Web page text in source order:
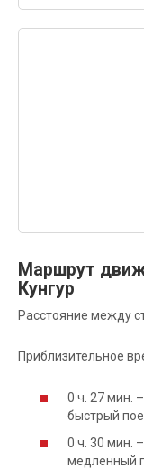
Маршрут
Кунгур
Расстояние между
Приблизительное
0 ч. 27 мин.
быстрый
0 ч. 30 мин.
медленный